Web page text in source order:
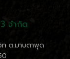
จำกัด
ท ต.มาบตาพุด